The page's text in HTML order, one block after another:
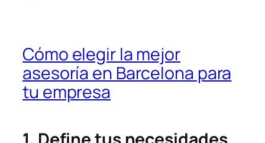
Cómo elegir la mejor
asesoría en Barcelona para
tu empresa